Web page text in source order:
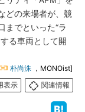
どの来場者が、競
までといった“ラ
る車両として開
朴尚洙 ，MONOist]
表示
関連情報